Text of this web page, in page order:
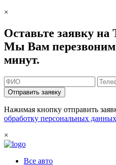
×
Оставьте заявку на
Мы Вам перезвоним
минут.
Отправить заявку
Нажимая кнопку отправить
обработку персональных данных
×
Все авто